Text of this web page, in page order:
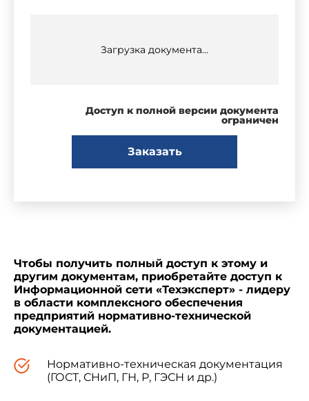
Загрузка документа...
Доступ к полной версии документа
ограничен
Заказать
Чтобы получить полный доступ к этому и
другим документам, приобретайте доступ к
Информационной сети «Техэксперт» - лидеру
в области комплексного обеспечения
предприятий нормативно-технической
документацией.
Нормативно-техническая документация
(ГОСТ, СНиП, ГН, Р, ГЭСН и др.)